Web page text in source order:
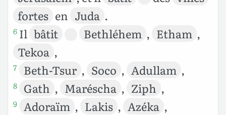
fortes en Juda .
6 Il bâtit Bethléhem , Etham ,
Tekoa ,
7 Beth-Tsur , Soco , Adullam ,
8 Gath , Maréscha , Ziph ,
9 Adoraïm , Lakis , Azéka ,